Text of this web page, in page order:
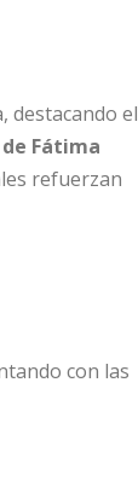
destacando el
Fátima
refuerzan
con las